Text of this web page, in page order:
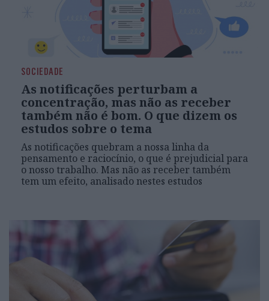
SOCIEDADE
As notificações perturbam a
concentração, mas não as receber
também não é bom. O que dizem os
estudos sobre o tema
As notificações quebram a nossa linha da
pensamento e raciocínio, o que é prejudicial para
o nosso trabalho. Mas não as receber também
tem um efeito, analisado nestes estudos